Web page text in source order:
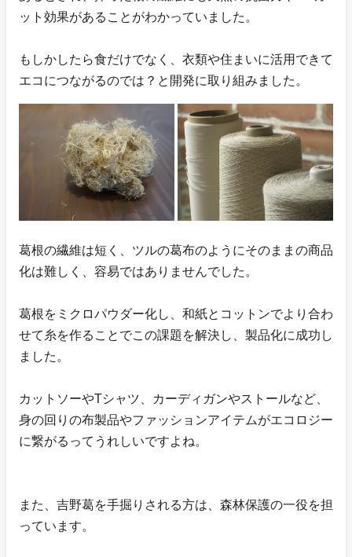
ット効果があることがわかっていました。
もしかしたら食だけでなく、衣類や住まいに活用できて
エコにつながるのでは？と開発に取り組みました。
葛根の繊維は短く、ツルの葛布のようにそのままの商品
化は難しく、容易ではありませんでした。
葛根をミクロパウダー化し、和紙とコットンでより合わ
せて糸を作ることでこの課題を解決し、製品化に成功し
ました。
カットソーやTシャツ、カーディガンやストールなど、
身の回りの布製品やファッションアイテムがエコロジー
に繋がるってうれしいですよね。
また、吉野葛を手掘りされる方は、森林保護の一役を担
っています。